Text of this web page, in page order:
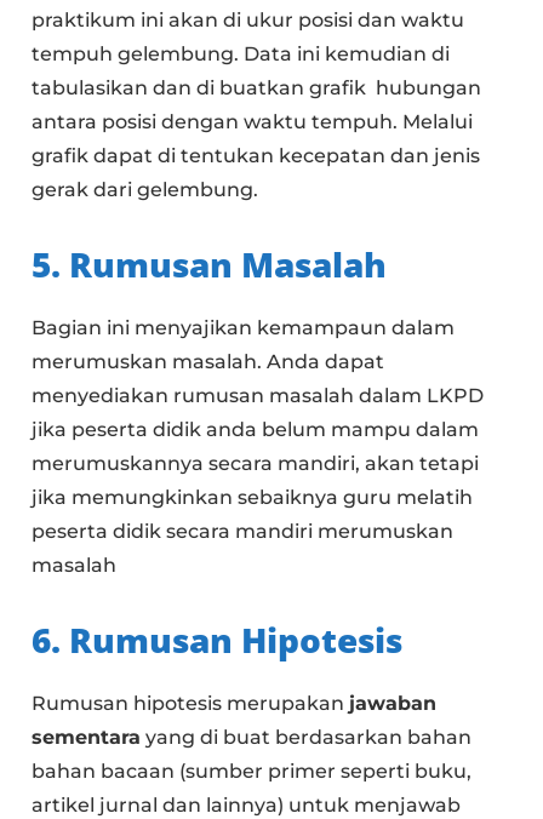
praktikum ini akan di ukur posisi dan waktu
tempuh gelembung. Data ini kemudian di
tabulasikan dan di buatkan grafik hubungan
antara posisi dengan waktu tempuh. Melalui
grafik dapat di tentukan kecepatan dan jenis
gerak dari gelembung.
5. Rumusan Masalah
Bagian ini menyajikan kemampaun dalam
merumuskan masalah. Anda dapat
menyediakan rumusan masalah dalam LKPD
jika peserta didik anda belum mampu dalam
merumuskannya secara mandiri, akan tetapi
jika memungkinkan sebaiknya guru melatih
peserta didik secara mandiri merumuskan
masalah
6. Rumusan Hipotesis
Rumusan hipotesis merupakan jawaban
sementara yang di buat berdasarkan bahan
bahan bacaan (sumber primer seperti buku,
artikel jurnal dan lainnya) untuk menjawab